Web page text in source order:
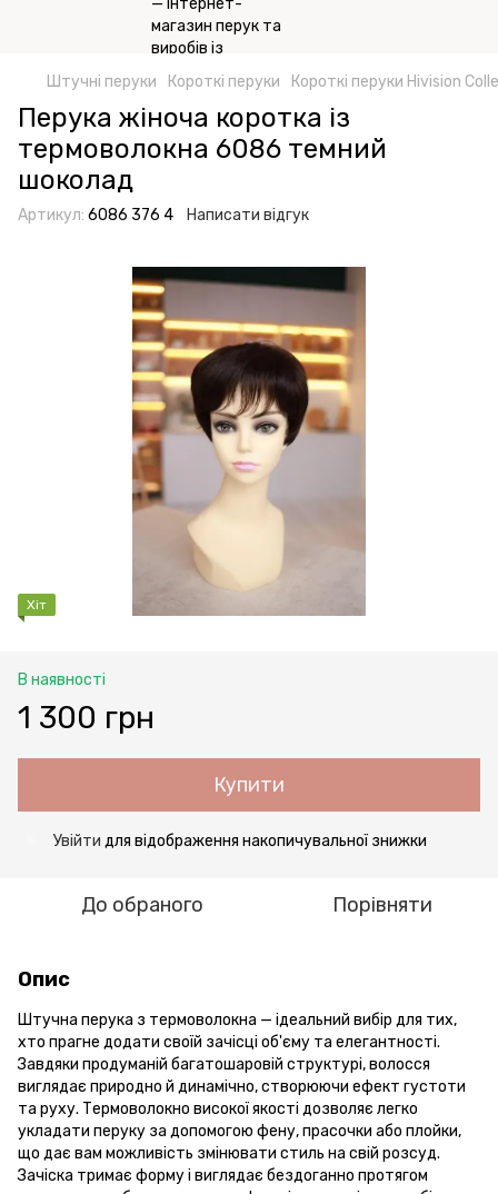
Штучні перуки Короткі перуки Короткі перуки Hivision
Перука жіноча коротка із
термоволокна 6086 темний
шоколад
Артикул: 6086 376 4 Написати відгук
Хіт
В наявності
1 300 грн
Купити
Увійти для відображення накопичувальної знижки
До обраного Порівняти
Опис
Штучна перука з термоволокна — ідеальний вибір для тих,
хто прагне додати своїй зачісці об'єму та елегантності.
Завдяки продуманій багатошаровій структурі, волосся
виглядає природно й динамічно, створюючи ефект густоти
та руху. Термоволокно високої якості дозволяє легко
укладати перуку за допомогою фену, прасочки або плойки,
що дає вам можливість змінювати стиль на свій розсуд.
Зачіска тримає форму і виглядає бездоганно протягом